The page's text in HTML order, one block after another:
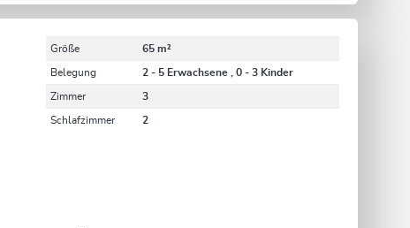
Größe 65 m²
Belegung 2 - 5 Erwachsene , 0 - 3 Kinder
Zimmer 3
Schlafzimmer 2